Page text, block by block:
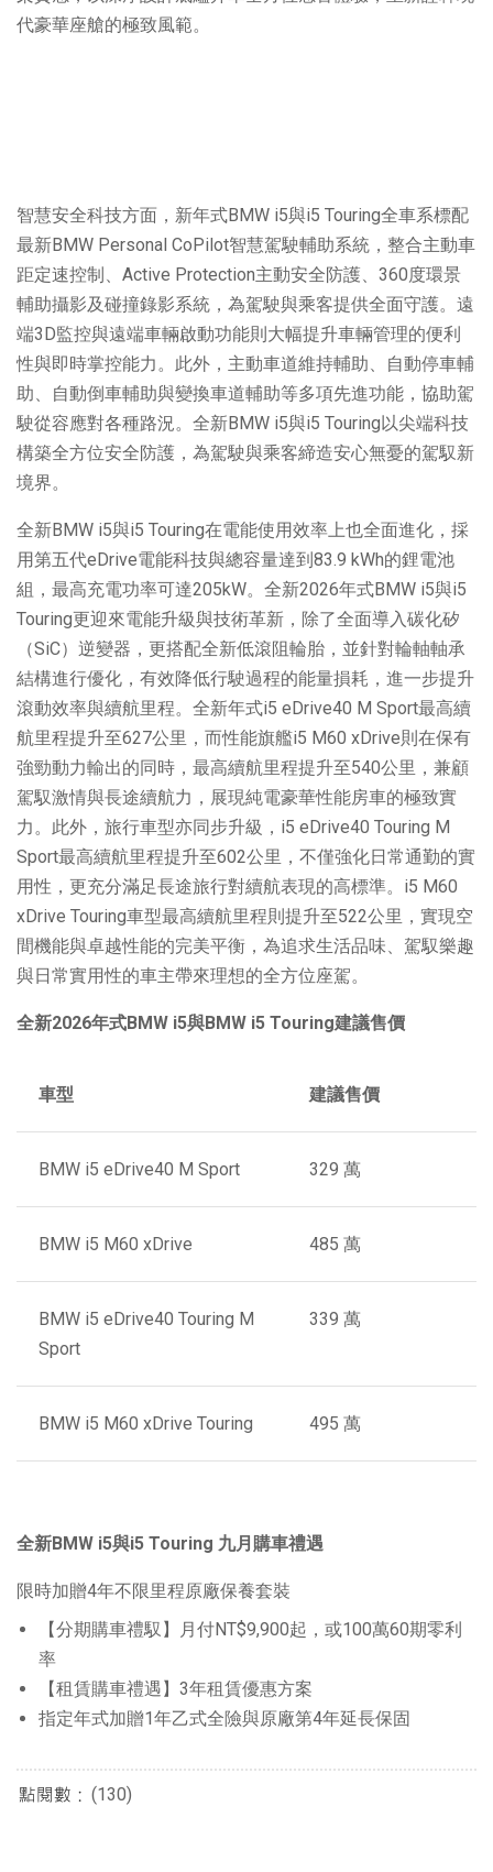
代豪華座艙的極致風範。
智慧安全科技方面，新年式BMW i5與i5 Touring全車系標配
最新BMW Personal CoPilot智慧駕駛輔助系統，整合主動車
距定速控制、Active Protection主動安全防護、360度環景
輔助攝影及碰撞錄影系統，為駕駛與乘客提供全面守護。遠
端3D監控與遠端車輛啟動功能則大幅提升車輛管理的便利
性與即時掌控能力。此外，主動車道維持輔助、自動停車輔
助、自動倒車輔助與變換車道輔助等多項先進功能，協助駕
駛從容應對各種路況。全新BMW i5與i5 Touring以尖端科技
構築全方位安全防護，為駕駛與乘客締造安心無憂的駕馭新
境界。
全新BMW i5與i5 Touring在電能使用效率上也全面進化，採
用第五代eDrive電能科技與總容量達到83.9 kWh的鋰電池
組，最高充電功率可達205kW。全新2026年式BMW i5與i5
Touring更迎來電能升級與技術革新，除了全面導入碳化矽
（SiC）逆變器，更搭配全新低滾阻輪胎，並針對輪軸軸承
結構進行優化，有效降低行駛過程的能量損耗，進一步提升
滾動效率與續航里程。全新年式i5 eDrive40 M Sport最高續
航里程提升至627公里，而性能旗艦i5 M60 xDrive則在保有
強勁動力輸出的同時，最高續航里程提升至540公里，兼顧
駕馭激情與長途續航力，展現純電豪華性能房車的極致實
力。此外，旅行車型亦同步升級，i5 eDrive40 Touring M
Sport最高續航里程提升至602公里，不僅強化日常通勤的實
用性，更充分滿足長途旅行對續航表現的高標準。i5 M60
xDrive Touring車型最高續航里程則提升至522公里，實現空
間機能與卓越性能的完美平衡，為追求生活品味、駕馭樂趣
與日常實用性的車主帶來理想的全方位座駕。
全新2026年式BMW i5與BMW i5 Touring建議售價
車型 建議售價
BMW i5 eDrive40 M Sport 329 萬
BMW i5 M60 xDrive 485 萬
BMW i5 eDrive40 Touring M
Sport
339 萬
BMW i5 M60 xDrive Touring 495 萬
全新BMW i5與i5 Touring 九月購車禮遇
限時加贈4年不限里程原廠保養套裝
【分期購車禮馭】月付NT$9,900起，或100萬60期零利
率
【租賃購車禮遇】3年租賃優惠方案
指定年式加贈1年乙式全險與原廠第4年延長保固
(130)